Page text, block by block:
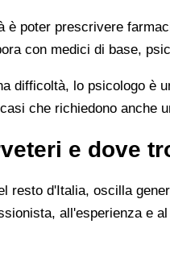
poter prescrivere
con medici di base,
difficoltà, lo psicologo è
che richiedono anche
e dove
resto d'Italia, oscilla
all'esperienza e